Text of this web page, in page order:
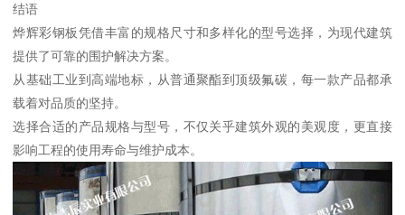
结语
烨辉彩钢板凭借丰富的规格尺寸和多样化的型号选择，为现代建筑
提供了可靠的围护解决方案。
从基础工业到高端地标，从普通聚酯到顶级氟碳，每一款产品都承
载着对品质的坚持。
选择合适的产品规格与型号，不仅关乎建筑外观的美观度，更直接
影响工程的使用寿命与维护成本。